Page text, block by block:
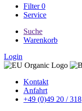
Filter 0
Service
Suche
Warenkorb
Login
Kontakt
Anfahrt
+49 (0)49 20 / 318